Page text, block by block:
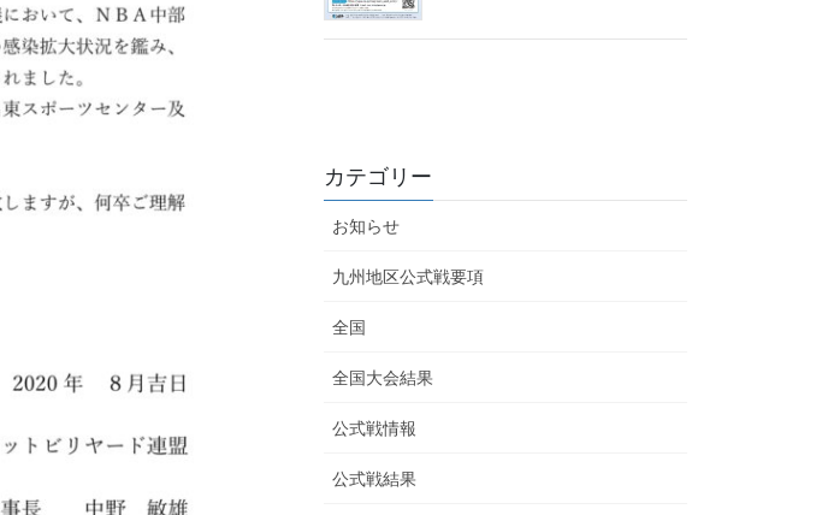
カテゴリー
お知らせ
九州地区公式戦要項
全国
全国大会結果
公式戦情報
公式戦結果